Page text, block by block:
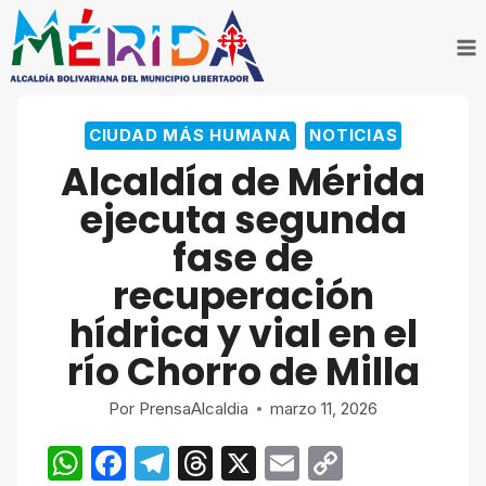
Saltar
contenido
CIUDAD MÁS HUMANA NOTICIAS
Alcaldía de Mérida
ejecuta segunda
fase de
recuperación
hídrica y vial en el
río Chorro de Milla
Por PrensaAlcaldia marzo 11, 2026
W F
T
T
X
E